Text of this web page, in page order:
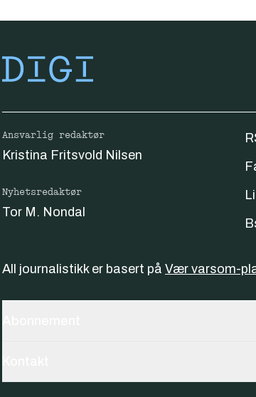
Ansvarlig redaktør
Kristina Fritsvold Nilsen
Nyhetsredaktør
Tor M. Nondal
All journalistikk er basert på Vær varsom-